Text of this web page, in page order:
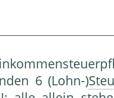
6 (Lohn-)